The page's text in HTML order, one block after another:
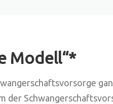
Modell“*
der